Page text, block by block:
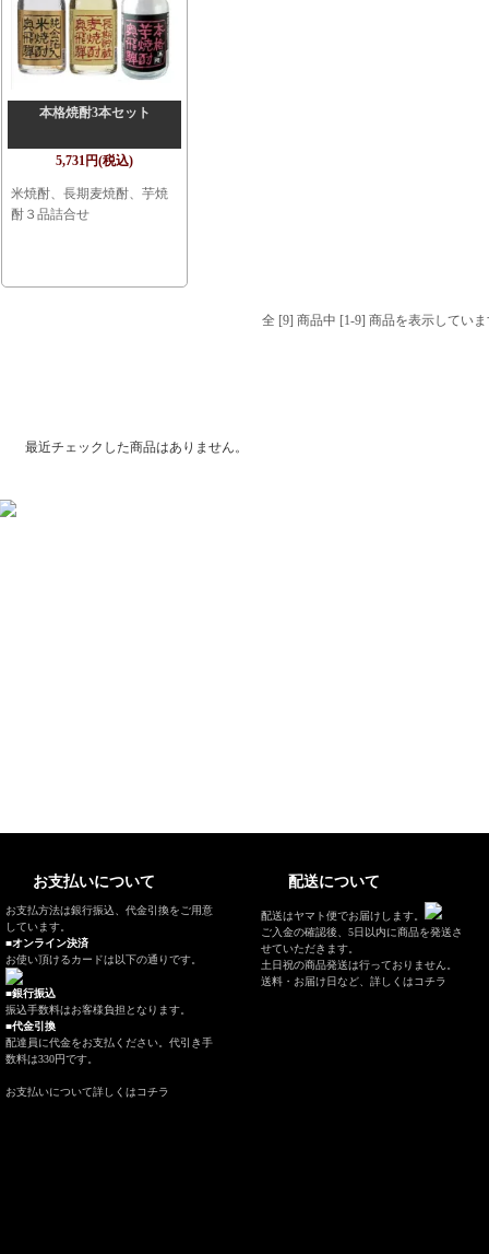
本格焼酎3本セット
5,731円(税込)
米焼酎、長期麦焼酎、芋焼
酎３品詰合せ
全 [9] 商品中 [1-9] 商品を表示してい
最近チェックした商品はありません。
お支払いについて
お支払方法は銀行振込、代金引換をご用意
しています。
■オンライン決済
お使い頂けるカードは以下の通りです。
■銀行振込
振込手数料はお客様負担となります。
■代金引換
配達員に代金をお支払ください。代引き手
数料は330円です。
お支払いについて詳しくはコチラ
配送について
配送はヤマト便でお届けします。
ご入金の確認後、5日以内に商品を発送さ
せていただきます。
土日祝の商品発送は行っておりません。
送料・お届け日など、 詳しくはコチラ